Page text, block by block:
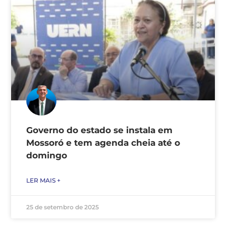
Governo do estado se instala em
Mossoró e tem agenda cheia até o
domingo
LER MAIS +
25 de setembro de 2025